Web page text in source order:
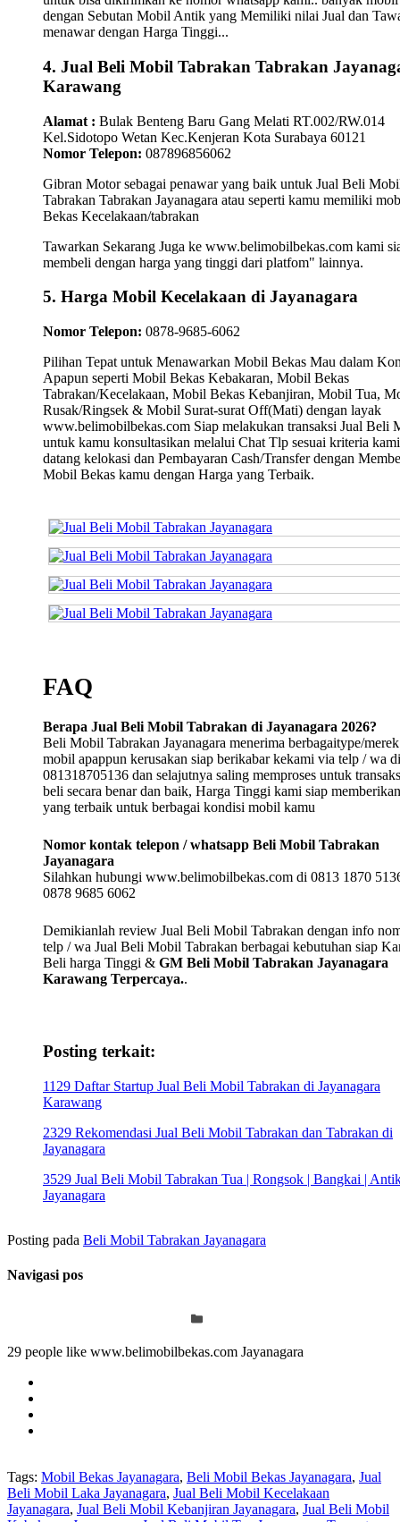
dengan Sebutan Mobil Antik yang Memiliki nilai Jual dan
menawar dengan Harga Tinggi...
4. Jual Beli Mobil Tabrakan Tabrakan
Karawang
Alamat : Bulak Benteng Baru Gang Melati RT.002/RW.014
Kel.Sidotopo Wetan Kec.Kenjeran Kota Surabaya 60121
Nomor Telepon: 087896856062
Gibran Motor sebagai penawar yang baik untuk Jual Beli
Tabrakan Tabrakan Jayanagara atau seperti kamu memiliki
Bekas Kecelakaan/tabrakan
Tawarkan Sekarang Juga ke www.belimobilbekas.com kami
membeli dengan harga yang tinggi dari platfom" lainnya.
5. Harga Mobil Kecelakaan di Jayanagara
Nomor Telepon: 0878-9685-6062
Pilihan Tepat untuk Menawarkan Mobil Bekas Mau dalam
Apapun seperti Mobil Bekas Kebakaran, Mobil Bekas
Tabrakan/Kecelakaan, Mobil Bekas Kebanjiran, Mobil Tua,
Rusak/Ringsek & Mobil Surat-surat Off(Mati) dengan layak
www.belimobilbekas.com Siap melakukan transaksi Jual Beli
untuk kamu konsultasikan melalui Chat Tlp sesuai kriteria
datang kelokasi dan Pembayaran Cash/Transfer dengan
Mobil Bekas kamu dengan Harga yang Terbaik.
FAQ
Berapa Jual Beli Mobil Tabrakan di Jayanagara 2026?
Beli Mobil Tabrakan Jayanagara menerima berbagaitype/merek
mobil apappun kerusakan siap berikabar kekami via telp / wa di
081318705136 dan selajutnya saling memproses untuk
beli secara benar dan baik, Harga Tinggi kami siap memberikan
yang terbaik untuk berbagai kondisi mobil kamu
Nomor kontak telepon / whatsapp Beli Mobil Tabrakan
Jayanagara
Silahkan hubungi www.belimobilbekas.com di 0813 1870
0878 9685 6062
Demikianlah review Jual Beli Mobil Tabrakan dengan info
telp / wa Jual Beli Mobil Tabrakan berbagai kebutuhan siap
Beli harga Tinggi & GM Beli Mobil Tabrakan Jayanagara
Karawang Terpercaya..
Posting terkait:
1129 Daftar Startup Jual Beli Mobil Tabrakan di Jayanagara
Karawang
2329 Rekomendasi Jual Beli Mobil Tabrakan dan Tabrakan di
Jayanagara
3529 Jual Beli Mobil Tabrakan Tua | Rongsok | Bangkai |
Jayanagara
Posting pada Beli Mobil Tabrakan Jayanagara
Navigasi pos
29 people like www.belimobilbekas.com Jayanagara
Tags: Mobil Bekas Jayanagara, Beli Mobil Bekas Jayanagara, Jual
Beli Mobil Laka Jayanagara, Jual Beli Mobil Kecelakaan
Jayanagara, Jual Beli Mobil Kebanjiran Jayanagara, Jual Beli Mobil